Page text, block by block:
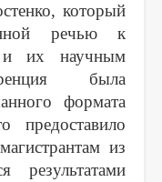
который
речью к
и их научным
была
формата
предоставило
из
результатами